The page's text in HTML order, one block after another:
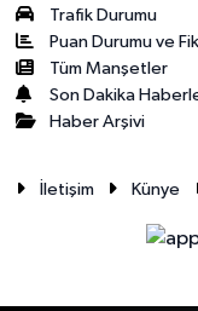
Trafik Durumu
Puan Durumu ve
Tüm Manşetler
Son Dakika
Haber Arşivi
İletişim Künye